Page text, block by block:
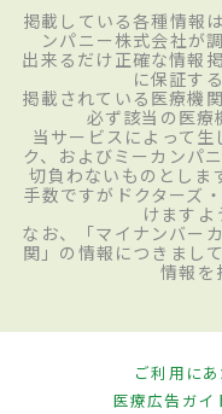
掲載している各種情報
ンパニー株式会社が
出来るだけ正確な情報
に保証す
掲載されている医療機
必ず該当の医療
当サービスによって
ク、およびミーカンパ
切負わないものとしま
手数ですがドクターズ
けますよ
なお、「マイナンバー
関」の情報につきまし
情報を
ご利用に
医療広告ガイ